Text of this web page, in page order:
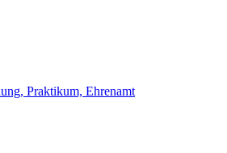
Praktikum, Ehrenamt